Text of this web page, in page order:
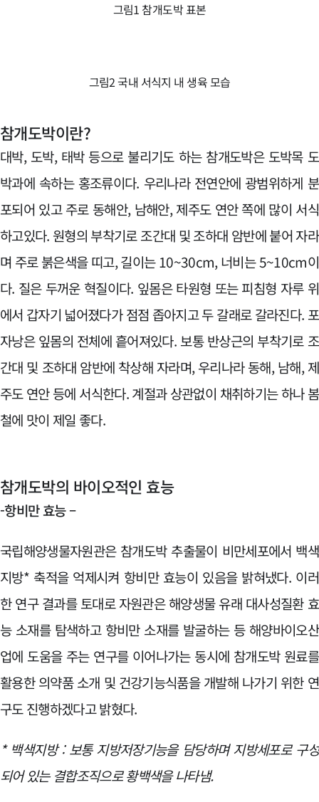
그림1 참개도박 표본
그림2 국내 서식지 내 생육 모습
참개도박이란?
대박, 도박, 태박 등으로 불리기도 하는 참개도박은 도박목 도
박과에 속하는 홍조류이다. 우리나라 전연안에 광범위하게 분
포되어 있고 주로 동해안, 남해안, 제주도 연안 쪽에 많이 서식
하고있다. 원형의 부착기로 조간대 및 조하대 암반에 붙어 자라
며 주로 붉은색을 띠고, 길이는 10~30cm, 너비는 5~10cm이
다. 질은 두꺼운 혁질이다. 잎몸은 타원형 또는 피침형 자루 위
에서 갑자기 넓어졌다가 점점 좁아지고 두 갈래로 갈라진다. 포
자낭은 잎몸의 전체에 흩어져있다. 보통 반상근의 부착기로 조
간대 및 조하대 암반에 착상해 자라며, 우리나라 동해, 남해, 제
주도 연안 등에 서식한다. 계절과 상관없이 채취하기는 하나 봄
철에 맛이 제일 좋다.
참개도박의 바이오적인 효능
-항비만 효능 –
국립해양생물자원관은 참개도박 추출물이 비만세포에서 백색
지방* 축적을 억제시켜 항비만 효능이 있음을 밝혀냈다. 이러
한 연구 결과를 토대로 자원관은 해양생물 유래 대사성질환 효
능 소재를 탐색하고 항비만 소재를 발굴하는 등 해양바이오산
업에 도움을 주는 연구를 이어나가는 동시에 참개도박 원료를
활용한 의약품 소개 및 건강기능식품을 개발해 나가기 위한 연
구도 진행하겠다고 밝혔다.
* 백색지방 : 보통 지방저장기능을 담당하며 지방세포로 구성
되어 있는 결합조직으로 황백색을 나타냄.